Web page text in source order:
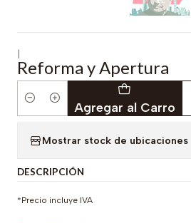
Reforma y Apertura
Cantidad Agregar al Carro
Mostrar stock de ubicaciones
DESCRIPCIÓN
*Precio incluye IVA